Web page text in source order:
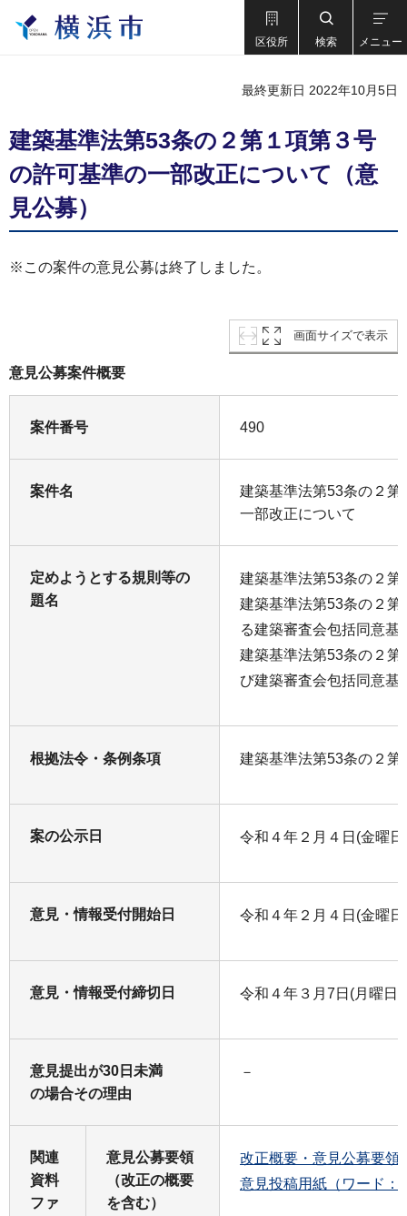
区役所 検索 メニュー
最終更新日 2022年10月5日
建築基準法第53条の２第１項第３号
の許可基準の一部改正について（意
見公募）
※この案件の意見公募は終了しました。
画面サイズで表示
意見公募案件概要
案件番号 490
案件名
建築基準法第53条の２
一部改正について
定めようとする規則等の
題名
建築基準法第53条の２第
建築基準法第53条の２
る建築審査会包括同意基
建築基準法第53条の２
び建築審査会包括同意基
根拠法令・条例条項 建築基準法第53条の２第
案の公示日 令和４年２月４日(金曜日
意見・情報受付開始日 令和４年２月４日(金曜日
意見・情報受付締切日 令和４年３月7日(月曜日)
意見提出が30日未満
の場合その理由
－
関連
資料
ファ
意見公募要領
（改正の概要
を含む）
改正概要・意見公募要領
意見投稿用紙（ワード：